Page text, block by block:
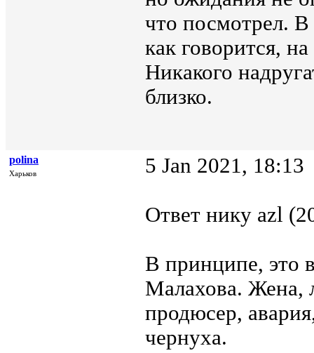
что посмотрел.
как говорится,
Никакого
близко.
polina
Харьков 5 Jan 2021, 18:13
Ответ нику azl
В принципе, это
Малахова. Жена,
продюсер,
чернуха.